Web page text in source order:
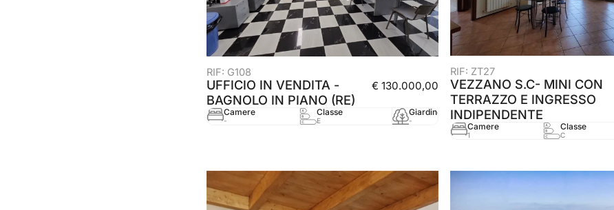
RIF: G108
UFFICIO IN VENDITA -
BAGNOLO IN PIANO (RE)
€ 130.000,00
Camere
-
Classe
E
Giardino
-
mq
106 mq
RIF: ZT27
VEZZANO S.C- MINI CON
TERRAZZO E INGRESSO
INDIPENDENTE
Camere
1
Classe
C